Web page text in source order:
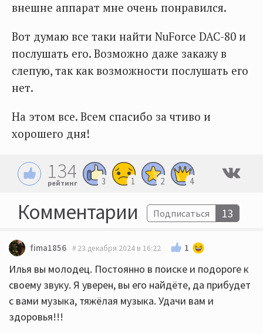
внешне аппарат мне очень понравился.
Вот думаю все таки найти NuForce DAC-80 и
послушать его. Возможно даже закажу в
слепую, так как возможности послушать его
нет.
На этом все. Всем спасибо за чтиво и
хорошего дня!
134
рейтинг 3 1 2 4
Комментарии Подписаться 13
fima1856 23 декабря 2024 в 16:22 1
Илья вы молодец. Постоянно в поиске и подороге к
своему звуку. Я уверен, вы его найдёте, да прибудет
с вами музыка, тяжёлая музыка. Удачи вам и
здоровья!!!